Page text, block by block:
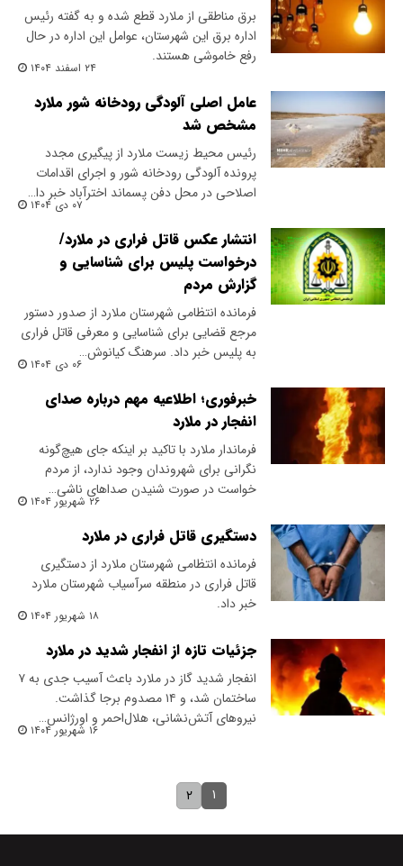
برق مناطقی از ملارد قطع شده و به گفته رئیس
اداره برق این شهرستان، عوامل این اداره در حال
رفع خاموشی هستند.
۲۴ اسفند ۱۴۰۴
عامل اصلی آلودگی رودخانه شور ملارد
مشخص شد
رئیس محیط زیست ملارد از پیگیری مجدد
پرونده آلودگی رودخانه شور و اجرای اقدامات
اصلاحی در محل دفن پسماند اخترآباد خبر دا…
۰۷ دی ۱۴۰۴
انتشار عکس قاتل فراری در ملارد/
درخواست پلیس برای شناسایی و
گزارش مردم
فرمانده انتظامی شهرستان ملارد از صدور دستور
مرجع قضایی برای شناسایی و معرفی قاتل فراری
به پلیس خبر داد. سرهنگ کیانوش…
۰۶ دی ۱۴۰۴
خبرفوری؛ اطلاعیه مهم درباره صدای
انفجار در ملارد
فرماندار ملارد با تاکید بر اینکه جای هیچ‌گونه
نگرانی برای شهروندان وجود ندارد، از مردم
خواست در صورت شنیدن صداهای ناشی…
۲۶ شهریور ۱۴۰۴
دستگیری قاتل فراری در ملارد
فرمانده انتظامی شهرستان ملارد از دستگیری
قاتل فراری در منطقه سرآسیاب شهرستان ملارد
خبر داد.
۱۸ شهریور ۱۴۰۴
جزئیات تازه از انفجار شدید در ملارد
انفجار شدید گاز در ملارد باعث آسیب جدی به ۷
ساختمان شد، و ۱۴ مصدوم برجا گذاشت.
نیروهای آتش‌نشانی، هلال‌احمر و اورژانس…
۱۶ شهریور ۱۴۰۴
۱ ۲